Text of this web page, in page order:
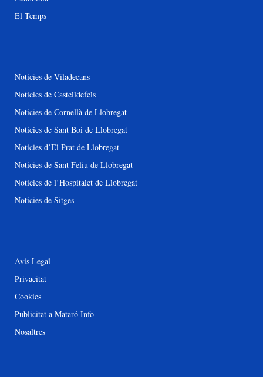
El Temps
Notícies de Viladecans
Notícies de Castelldefels
Notícies de Cornellà de Llobregat
Notícies de Sant Boi de Llobregat
Notícies d’El Prat de Llobregat
Notícies de Sant Feliu de Llobregat
Notícies de l’Hospitalet de Llobregat
Notícies de Sitges
Avís Legal
Privacitat
Cookies
Publicitat a Mataró Info
Nosaltres